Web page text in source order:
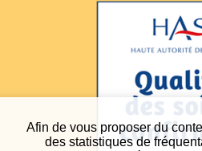
Afin de vous proposer du
des statistiques de